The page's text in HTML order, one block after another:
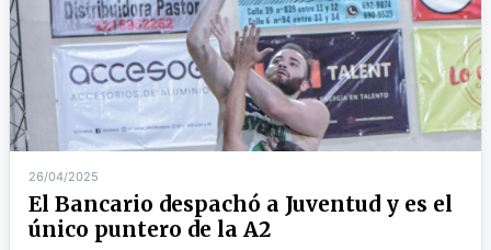
26/04/2025
El Bancario despachó a Juventud y es el
único puntero de la A2